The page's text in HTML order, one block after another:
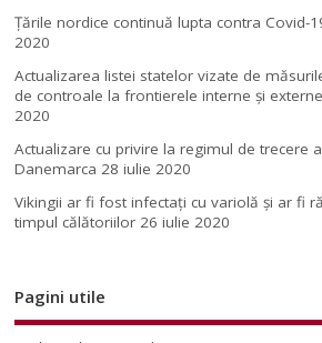
Țările nordice continuă lupta contra Covid-
2020
Actualizarea listei statelor vizate de
de controale la frontierele interne și
2020
Actualizare cu privire la regimul de trecere
Danemarca 28 iulie 2020
Vikingii ar fi fost infectaţi cu variolă şi ar fi
timpul călătoriilor 26 iulie 2020
Pagini utile